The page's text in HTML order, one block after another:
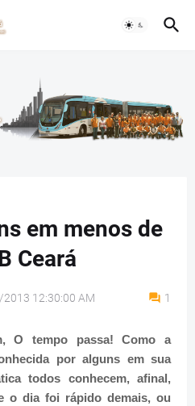
em menos de
Ceará
12:30:00 AM 1
O tempo passa! Como a
por alguns em sua
todos conhecem, afinal,
o dia foi rápido demais, ou